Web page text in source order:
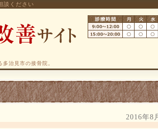
談ください
治見市の接骨院。
2016年8